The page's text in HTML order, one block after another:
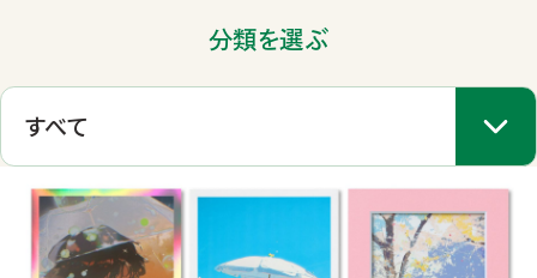
分類を選ぶ